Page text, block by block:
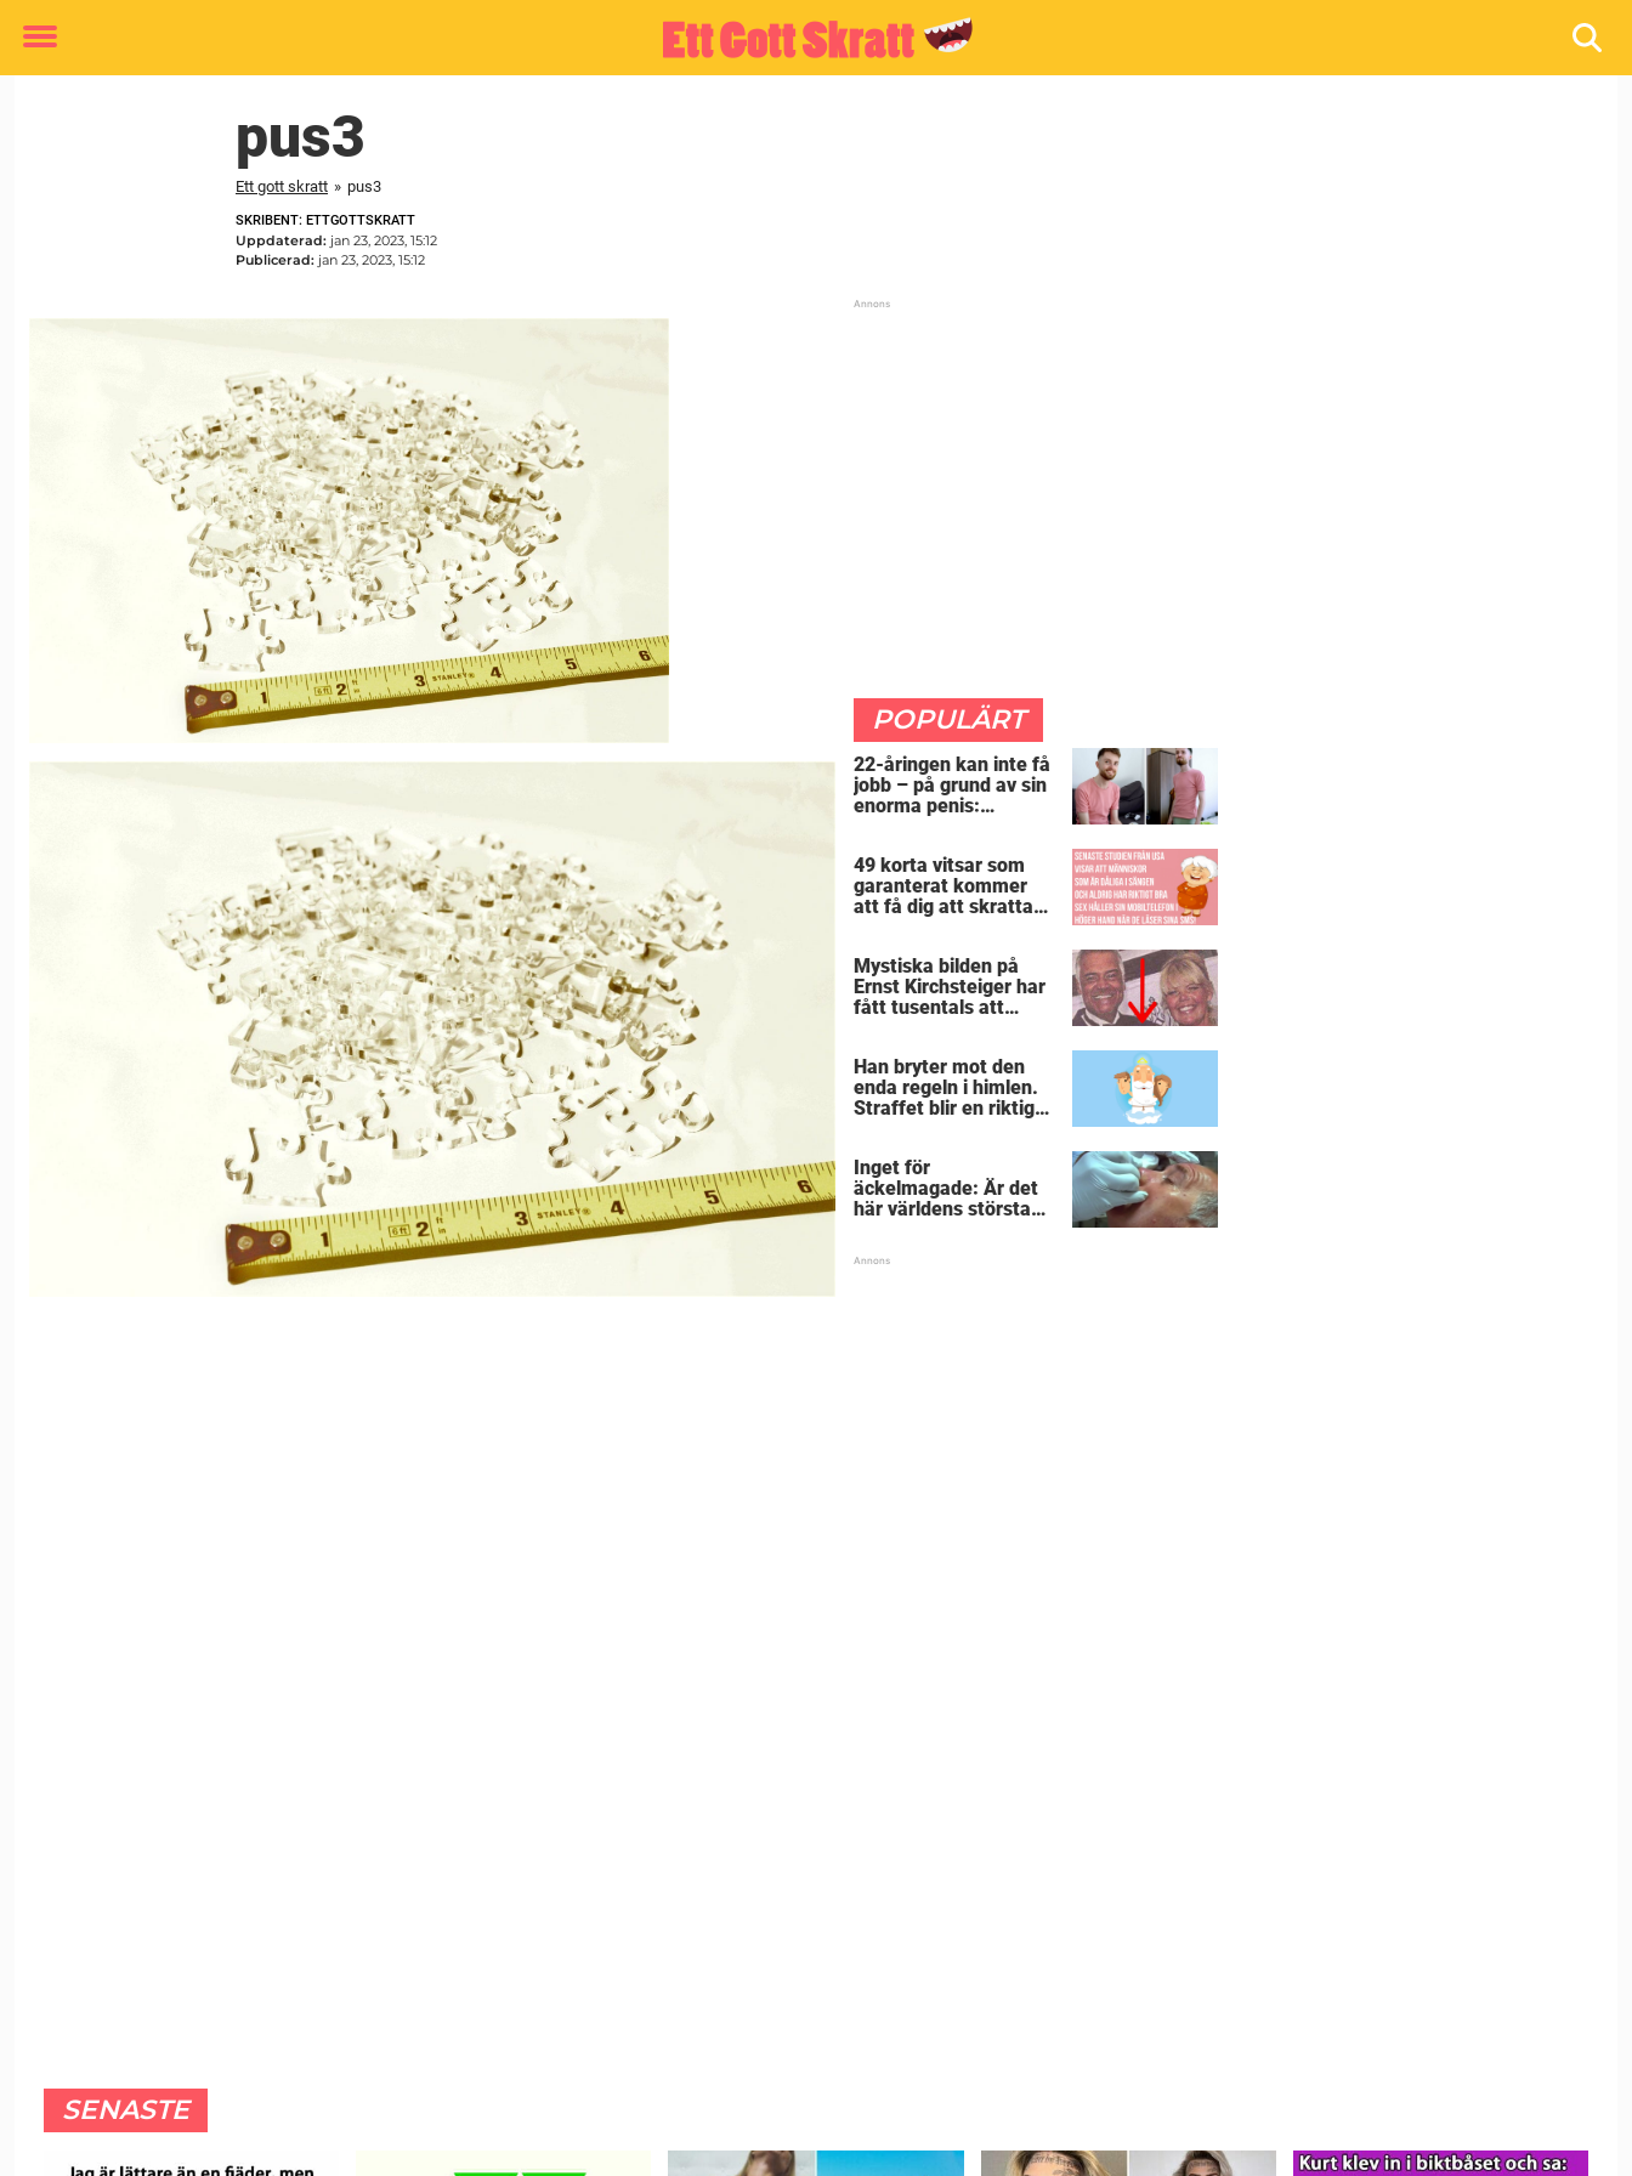
Toggle
pus3
Ett gott skratt » pus3
SKRIBENT: ETTGOTTSKRATT
Uppdaterad: jan 23, 2023, 15:12
Publicerad: jan 23, 2023, 15:12
POPULÄRT
22-åringen kan inte få
jobb – på grund av sin
enorma penis:
49 korta vitsar som
garanterat kommer
att få dig att skratta
Mystiska bilden på
Ernst Kirchsteiger har
fått tusentals att
Han bryter mot den
enda regeln i himlen.
Straffet blir en riktigt
Inget för
äckelmagade: Är det
här världens största
SENASTE